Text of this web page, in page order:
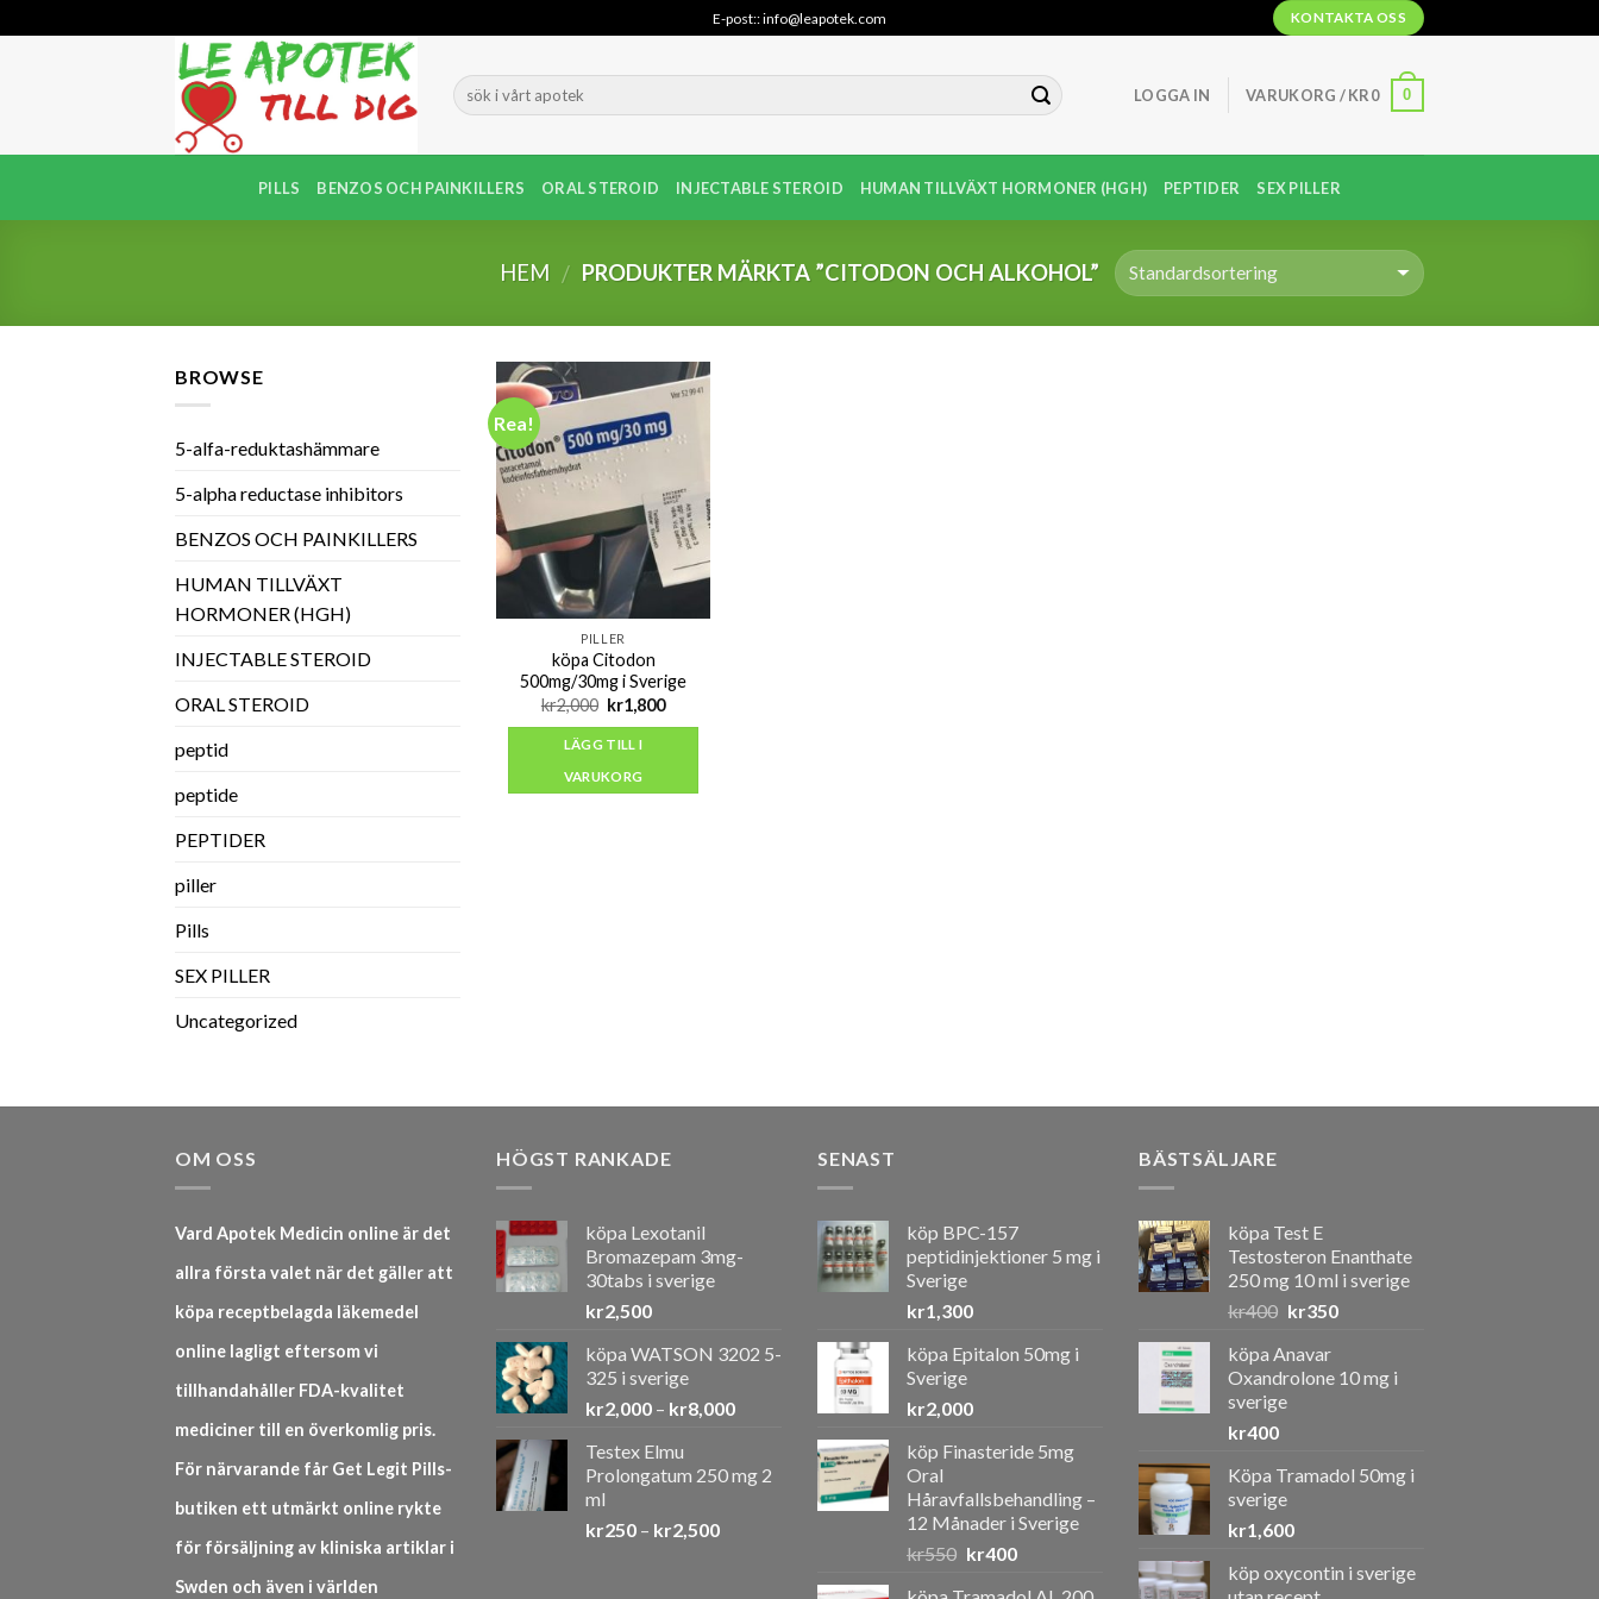
to
E-post:: info@leapotek.com KONTAKTA OSS
LOGGA IN VARUKORG /KR0 0
PILLS BENZOS OCH PAINKILLERS ORAL STEROID INJECTABLE STEROID HUMAN TILLVÄXT HORMONER (HGH) PEPTIDER SEX PILLER
HEM / PRODUKTER MÄRKTA ”CITODON OCH ALKOHOL”
BROWSE
5-alfa-reduktashämmare
5-alpha reductase inhibitors
BENZOS OCH PAINKILLERS
HUMAN TILLVÄXT
HORMONER (HGH)
INJECTABLE STEROID
ORAL STEROID
peptid
peptide
PEPTIDER
piller
Pills
SEX PILLER
Uncategorized
Rea!
PILLER
köpa Citodon
500mg/30mg i Sverige
kr2,000 Det
ursprungliga
priset
var:
kr2,000.
kr1,800Det
LÄGG TILL I
VARUKORG
OM OSS
Vard Apotek Medicin online är det
allra första valet när det gäller att
köpa receptbelagda läkemedel
online lagligt eftersom vi
tillhandahåller FDA-kvalitet
mediciner till en överkomlig pris.
För närvarande får Get Legit Pills-
butiken ett utmärkt online rykte
för försäljning av kliniska artiklar i
Swden och även i världen
HÖGST RANKADE
köpa Lexotanil
Bromazepam 3mg-
30tabs i sverige
kr2,500
köpa WATSON 3202 5-
325 i sverige
kr2,000 – kr8,000Prisintervall:
kr8,000
Testex Elmu
Prolongatum 250 mg 2
ml
kr250 – kr2,500Prisintervall:
SENAST
köp BPC-157
peptidinjektioner 5 mg i
Sverige
kr1,300
köpa Epitalon 50mg i
Sverige
kr2,000
köp Finasteride 5mg
Oral
Håravfallsbehandling –
12 Månader i Sverige
kr550 Det
kr400Det
BÄSTSÄLJARE
köpa Test E
Testosteron Enanthate
250 mg 10 ml i sverige
kr400 Det
priset
var:
kr400.
kr350Det
är:
köpa Anavar
Oxandrolone 10 mg i
sverige
kr400
Köpa Tramadol 50mg i
sverige
kr1,600
köp oxycontin i sverige